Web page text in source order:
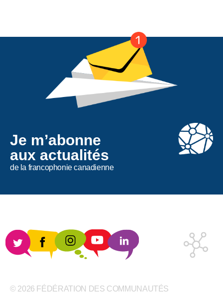
Je m’abonne
aux actualités
de la francophonie canadienne
© 2026 FÉDÉRATION DES COMMUNAUTÉS